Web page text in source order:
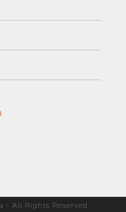
- All Rights Reserved